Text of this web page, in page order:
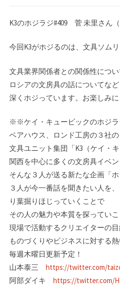
K3のホジラジ#409 菅 未里さん（
今回K3がホジるのは、文具ソム
文具業界関係者との関係性につい
ロシアの文房具の話についてなど
深くホジっています。お楽しみに
※※ケイ・キュービックのホジラ
ベアハウス、ロンド工房の３社
文具ユニット集団「K3（ケイ・キ
関西を中心に­多くの文房具イベン
そんな３人が送る新たな企画「ホ
３人が今一番話を聞きたい人を
り葉掘りほじっていくことで
その人の魅力や本質を探っていこ
現場で活動するクリエイターの目
ものづくりやビジネスに対する
毎週木曜日更新予定！
山本泰三 https://twitter.com/
阿部ダイキ https://twitter.com/